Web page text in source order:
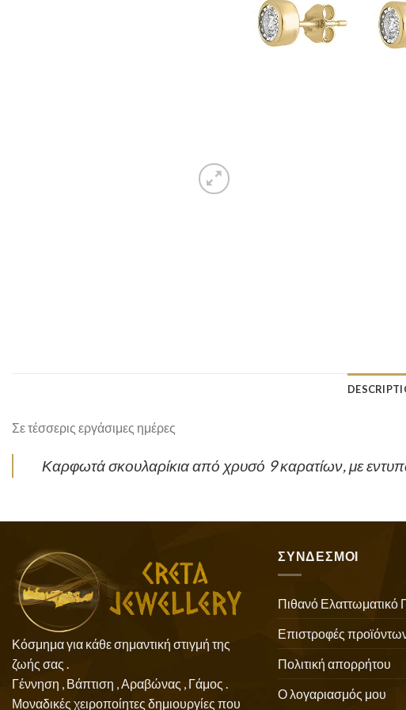
Σε τέσσερις εργάσιμες ημέρες
Καρφωτά σκουλαρίκια από χρυσό 9 καρατίων, με
Κόσμημα για κάθε σημαντική στιγμή της
ζωής σας .
Γέννηση , Βάπτιση , Αραβώνας , Γάμος .
Μοναδικές χειροποίητες δημιουργίες που
ΣΥΝΔΕΣΜΟΙ
Πιθανό Ελαττωματικό
Επιστροφές
Πολιτική απορρήτου
Ο λογαριασμός μου